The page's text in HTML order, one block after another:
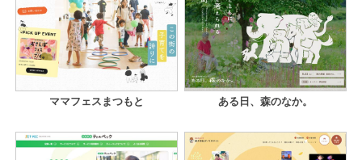
ママフェスまつもと ある日、森のなか。